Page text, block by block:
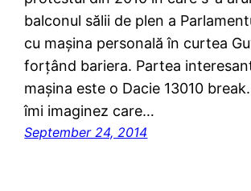
balconul sălii de plen a
cu mașina personală în curtea
forțând bariera. Partea
mașina este o Dacie 13010
îmi imaginez care…
September 24, 2014